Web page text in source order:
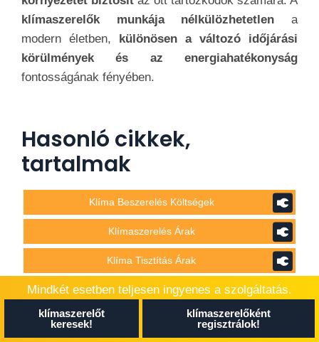
gépszerelő
Szakértője a villamos hálózatoknak
és a háztartási gépek
elektronikájának.
Komment írása
Ha meglátásod lenne a cikkel kapcsolatban,
akkor írd meg kommentben!
Elfogadom azadatédelmi nyilatkozatban
foglaltakat.
Mindkét esetben teljesen ingyenes a szolgáltatás.
klímaszerelőt
keresek!
klímaszerelőként
regisztrálok!